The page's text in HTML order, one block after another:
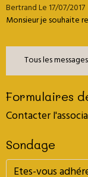
BertrandLe 17/07/2017
Monsieur je souhaite
Tous les messages
Formulaires
Contacter
Sondage
Etes-vous